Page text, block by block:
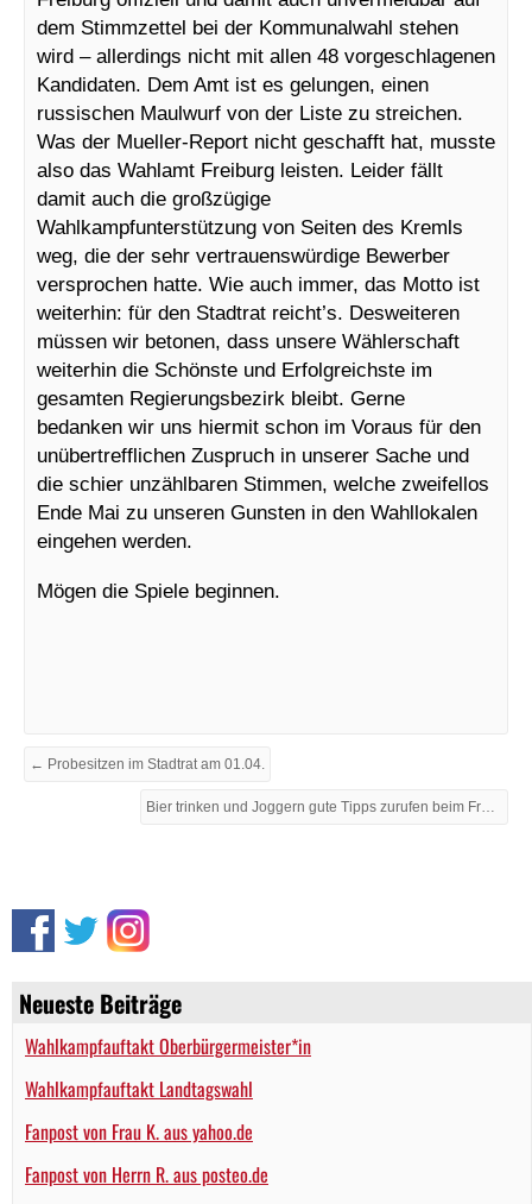
Neueste Beiträge
Wahlkampfauftakt Oberbürgermeister*in
Wahlkampfauftakt Landtagswahl
Fanpost von Frau K. aus yahoo.de
Fanpost von Herrn R. aus posteo.de
dem Stimmzettel bei der Kommunalwahl stehen
wird – allerdings nicht mit allen 48 vorgeschlagenen
Kandidaten. Dem Amt ist es gelungen, einen
russischen Maulwurf von der Liste zu streichen.
Was der Mueller-Report nicht geschafft hat, musste
also das Wahlamt Freiburg leisten. Leider fällt
damit auch die großzügige
Wahlkampfunterstützung von Seiten des Kremls
weg, die der sehr vertrauenswürdige Bewerber
versprochen hatte. Wie auch immer, das Motto ist
weiterhin: für den Stadtrat reicht’s. Desweiteren
müssen wir betonen, dass unsere Wählerschaft
weiterhin die Schönste und Erfolgreichste im
gesamten Regierungsbezirk bleibt. Gerne
bedanken wir uns hiermit schon im Voraus für den
unübertrefflichen Zuspruch in unserer Sache und
die schier unzählbaren Stimmen, welche zweifellos
Ende Mai zu unseren Gunsten in den Wahllokalen
eingehen werden.
Mögen die Spiele beginnen.
← Probesitzen im Stadtrat am 01.04.
Bier trinken und Joggern gute Tipps zurufen beim Freiburg Marathon →